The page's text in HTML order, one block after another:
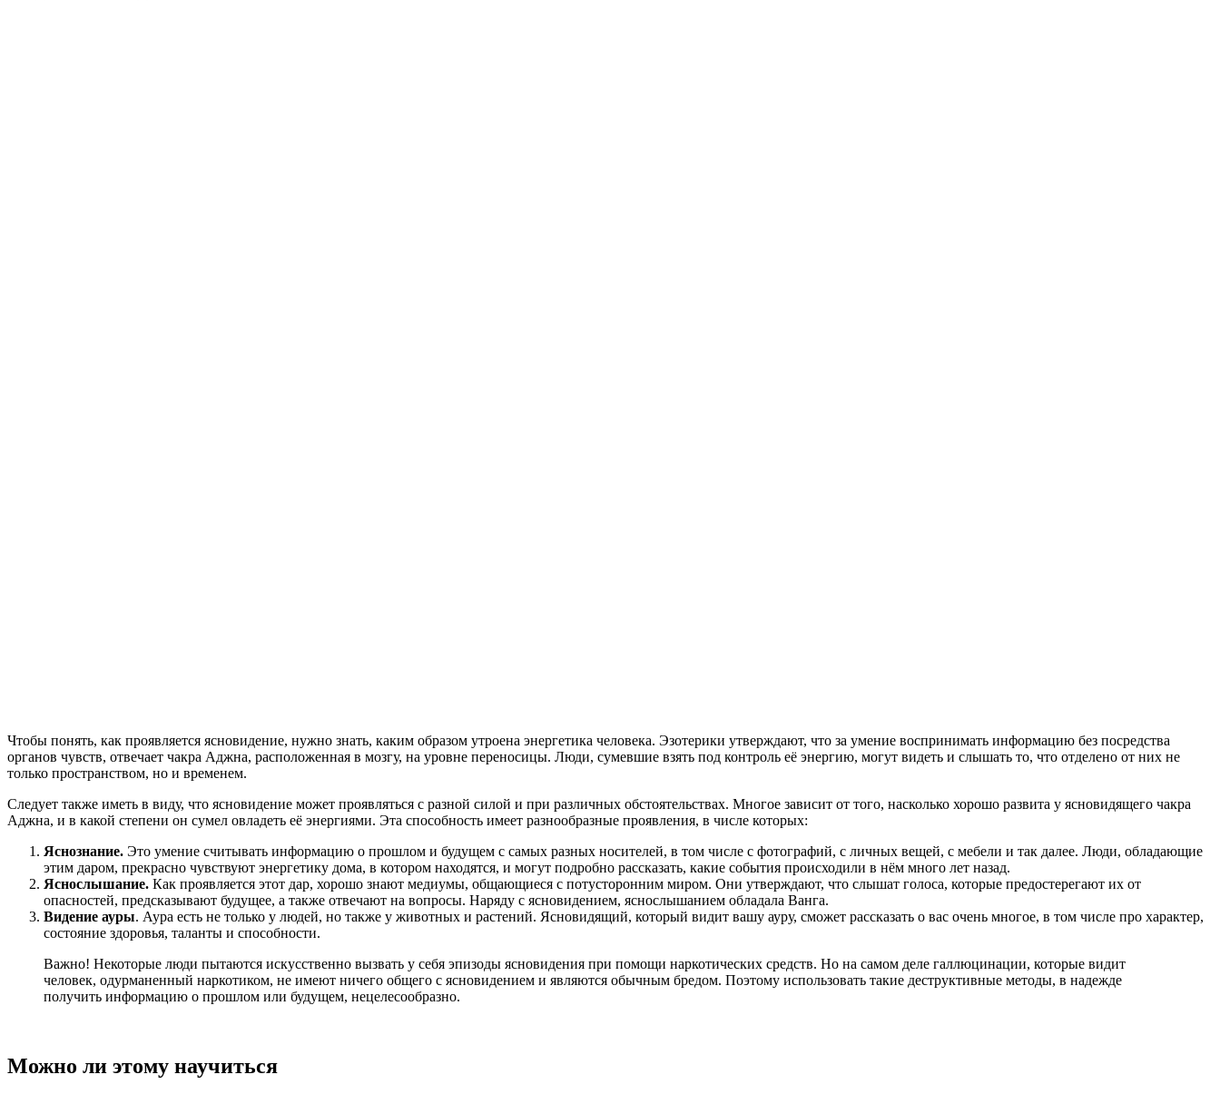
Чтобы понять, как проявляется ясновидение, нужно знать, каким образом утроена энергетика человека. Эзотерики утверждают, что за умение воспринимать информацию без посредства
органов чувств, отвечает чакра Аджна, расположенная в мозгу, на уровне переносицы. Люди, сумевшие взять под контроль её энергию, могут видеть и слышать то, что отделено от них не
только пространством, но и временем.
Следует также иметь в виду, что ясновидение может проявляться с разной силой и при различных обстоятельствах. Многое зависит от того, насколько хорошо развита у ясновидящего чакра
Аджна, и в какой степени он сумел овладеть её энергиями. Эта способность имеет разнообразные проявления, в числе которых:
Яснознание. Это умение считывать информацию о прошлом и будущем с самых разных носителей, в том числе с фотографий, с личных вещей, с мебели и так далее. Люди, обладающие
этим даром, прекрасно чувствуют энергетику дома, в котором находятся, и могут подробно рассказать, какие события происходили в нём много лет назад.
Яснослышание. Как проявляется этот дар, хорошо знают медиумы, общающиеся с потусторонним миром. Они утверждают, что слышат голоса, которые предостерегают их от
опасностей, предсказывают будущее, а также отвечают на вопросы. Наряду с ясновидением, яснослышанием обладала Ванга.
Видение ауры. Аура есть не только у людей, но также у животных и растений. Ясновидящий, который видит вашу ауру, сможет рассказать о вас очень многое, в том числе про характер,
состояние здоровья, таланты и способности.
Важно! Некоторые люди пытаются искусственно вызвать у себя эпизоды ясновидения при помощи наркотических средств. Но на самом деле галлюцинации, которые видит
человек, одурманенный наркотиком, не имеют ничего общего с ясновидением и являются обычным бредом. Поэтому использовать такие деструктивные методы, в надежде
получить информацию о прошлом или будущем, нецелесообразно.
Можно ли этому научиться